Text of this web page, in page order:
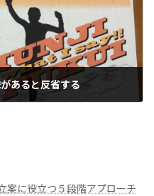
あると反省する
案に役立つ５段階アプローチ